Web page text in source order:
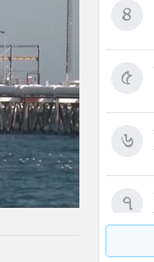
৪
৫
৬
৭